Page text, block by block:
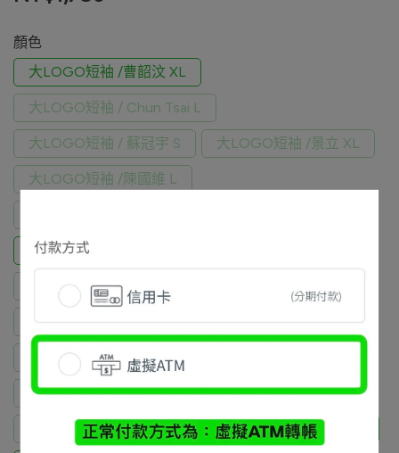
顏色
大LOGO短袖 /曹韶汶 XL
大LOGO短袖 / Chun Tsai L
大LOGO短袖 / 蘇冠宇 S 大LOGO短袖 /景立 XL
大LOGO短袖 /陳國維 L
小LOGO短袖 / 王永貿灰色M
小LOGO短袖 / @IG DON 灰M+黑色M (2件)
小LOGO短袖 /@IG CHI KUO 黑色S +灰色S
小LOGO短袖 / 侯信廷 黑色XS
小LOGO短袖 / 許伯瑜 黑L
短褲 / Alan Chien 黑色 M號 短褲 / 王永貿 灰色M